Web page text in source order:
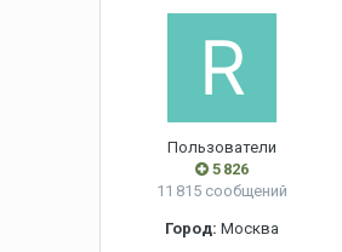
Пользователи
5 826
11 815 сообщений
Город: Москва